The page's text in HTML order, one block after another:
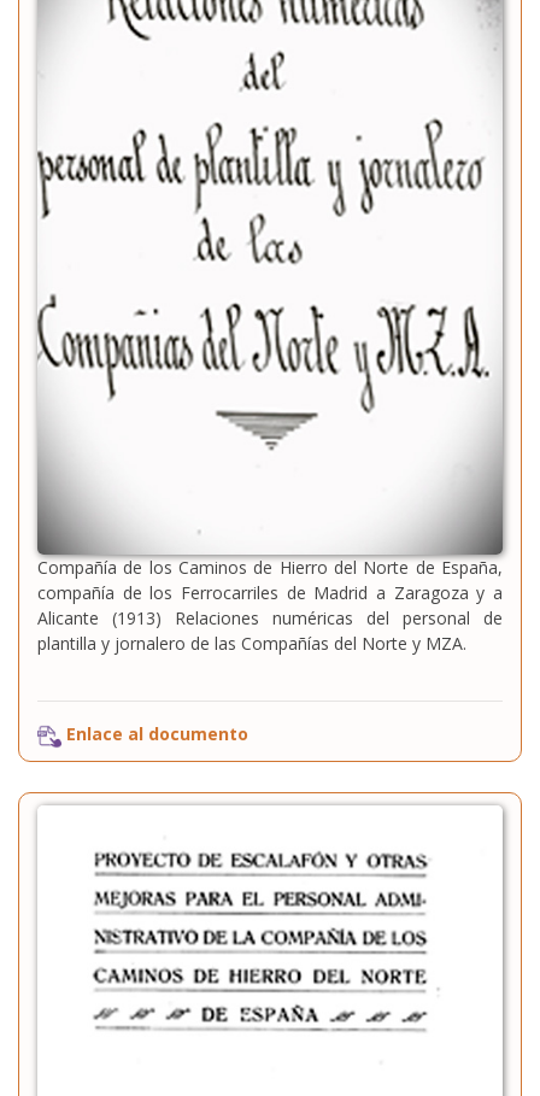
Compañía de los Caminos de Hierro del Norte de España,
compañía de los Ferrocarriles de Madrid a Zaragoza y a
Alicante (1913) Relaciones numéricas del personal de
plantilla y jornalero de las Compañías del Norte y MZA.
Enlace al documento